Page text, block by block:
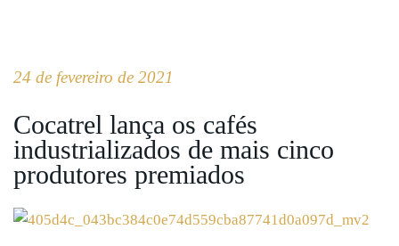
24 de fevereiro de 2021
Cocatrel lança os cafés
industrializados de mais cinco
produtores premiados